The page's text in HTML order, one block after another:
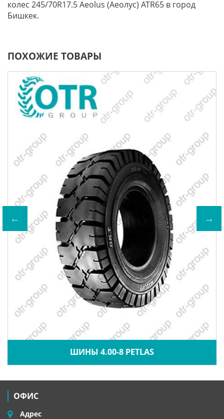
колес 245/70R17.5 Aeolus (Аеолус) ATR65 в город
Бишкек.
ПОХОЖИЕ ТОВАРЫ
ШИНЫ 4.00-8 PETLAS
ОФИС
Адрес